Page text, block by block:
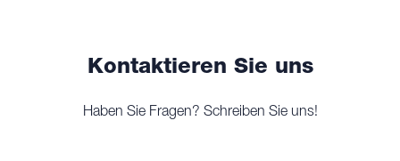
Kontaktieren Sie uns
Haben Sie Fragen? Schreiben Sie uns!